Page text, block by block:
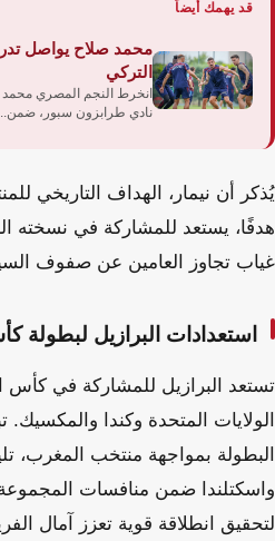
قد يهمك أيضاً
محمد صلاح يواصل
التركي
انخرط النجم المصري محمد
نادي طرابزون سبور،
هدفًا، يستعد للمشاركة في نسخته
غياب تجاوز العامين عن صفوف
استعدادات البرازيل لبطولة كأس
الولايات المتحدة وكندا
البطولة بمواجهة منتخب المغرب،
واسكتلندا ضمن منافسات المجموعة
لتحقيق انطلاقة قوية تعزز آمال